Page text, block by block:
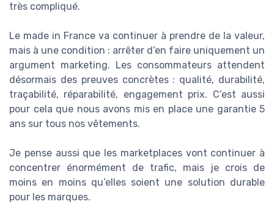
très compliqué.
Le made in France va continuer à prendre de la valeur,
mais à une condition : arrêter d’en faire uniquement un
argument marketing. Les consommateurs attendent
désormais des preuves concrètes : qualité, durabilité,
traçabilité, réparabilité, engagement prix. C’est aussi
pour cela que nous avons mis en place une garantie 5
ans sur tous nos vêtements.
Je pense aussi que les marketplaces vont continuer à
concentrer énormément de trafic, mais je crois de
moins en moins qu’elles soient une solution durable
pour les marques.